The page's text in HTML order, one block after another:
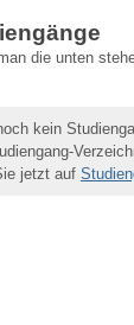
die unten
kein
jetzt auf